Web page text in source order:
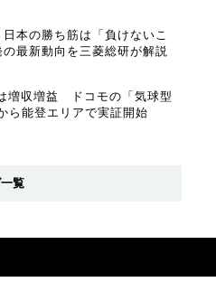
本の勝ち筋は「負けないこ
最新動向を三菱総研が解説
増収増益 ドコモの「気球型
ら能登エリアで実証開始
覧